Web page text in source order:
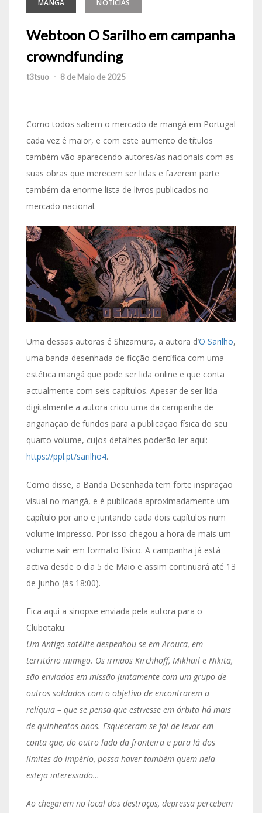
MANGA NOTÍCIAS
Webtoon O Sarilho em campanha
crowndfunding
t3tsuo - 8 de Maio de 2025
Como todos sabem o mercado de mangá em Portugal
cada vez é maior, e com este aumento de títulos
também vão aparecendo autores/as nacionais com as
suas obras que merecem ser lidas e fazerem parte
também da enorme lista de livros publicados no
mercado nacional.
Uma dessas autoras é Shizamura, a autora d’O Sarilho,
uma banda desenhada de ficção científica com uma
estética mangá que pode ser lida online e que conta
actualmente com seis capítulos. Apesar de ser lida
digitalmente a autora criou uma da campanha de
angariação de fundos para a publicação física do seu
quarto volume, cujos detalhes poderão ler aqui:
https://ppl.pt/sarilho4.
Como disse, a Banda Desenhada tem forte inspiração
visual no mangá, e é publicada aproximadamente um
capítulo por ano e juntando cada dois capítulos num
volume impresso. Por isso chegou a hora de mais um
volume sair em formato físico. A campanha já está
activa desde o dia 5 de Maio e assim continuará até 13
de junho (às 18:00).
Fica aqui a sinopse enviada pela autora para o
Clubotaku:
Um Antigo satélite despenhou-se em Arouca, em
território inimigo. Os irmãos Kirchhoff, Mikhail e Nikita,
são enviados em missão juntamente com um grupo de
outros soldados com o objetivo de encontrarem a
relíquia – que se pensa que estivesse em órbita há mais
de quinhentos anos. Esqueceram-se foi de levar em
conta que, do outro lado da fronteira e para lá dos
limites do império, possa haver também quem nela
esteja interessado…
Ao chegarem no local dos destroços, depressa percebem